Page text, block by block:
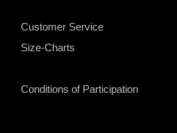
Customer Service
Size-Charts
Conditions of Participation